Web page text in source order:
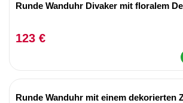
Runde Wanduhr Divaker mit floralem
123 €
Runde Wanduhr mit einem dekorierten